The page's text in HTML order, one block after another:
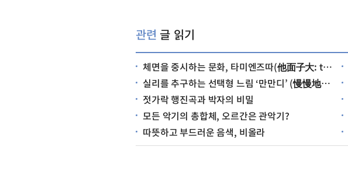
관련 글 읽기
체면을 중시하는 문화, 타미엔즈따(他面子大: tā miànzi dà)
실리를 추구하는 선택형 느림 ‘만만디’ (慢慢地:mànmànde)
젓가락 행진곡과 박자의 비밀
모든 악기의 총합체, 오르간은 관악기?
따뜻하고 부드러운 음색, 비올라